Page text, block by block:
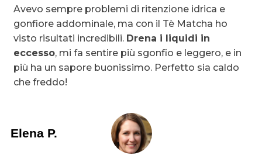
Avevo sempre problemi di ritenzione idrica e
gonfiore addominale, ma con il Tè Matcha ho
visto risultati incredibili. Drena i liquidi in
eccesso, mi fa sentire più sgonfio e leggero, e in
più ha un sapore buonissimo. Perfetto sia caldo
che freddo!
Elena P.